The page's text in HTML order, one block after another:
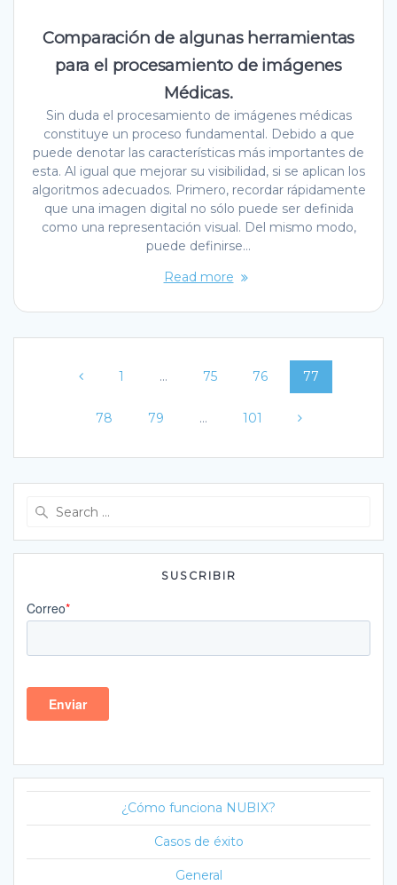
Comparación de algunas herramientas
para el procesamiento de imágenes
Médicas.
Sin duda el procesamiento de imágenes médicas
constituye un proceso fundamental. Debido a que
puede denotar las características más importantes de
esta. Al igual que mejorar su visibilidad, si se aplican los
algoritmos adecuados. Primero, recordar rápidamente
que una imagen digital no sólo puede ser definida
como una representación visual. Del mismo modo,
puede definirse…
Read more
navigation
Page
1 … Page
75 Page
76 Page
77
Page
78 Page
79 … Page
101
SUSCRIBIR
¿Cómo funciona NUBIX?
Casos de éxito
General